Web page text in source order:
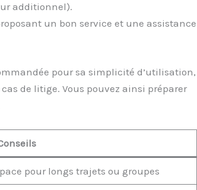
additionnel).
un bon service et une assistance
pour sa simplicité d’utilisation,
de litige. Vous pouvez ainsi préparer
pour longs trajets ou groupes